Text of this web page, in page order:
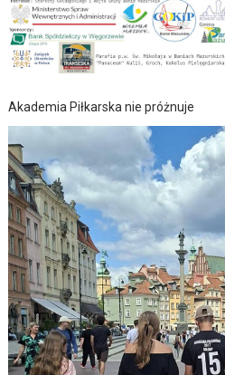
Akademia Piłkarska nie próżnuje